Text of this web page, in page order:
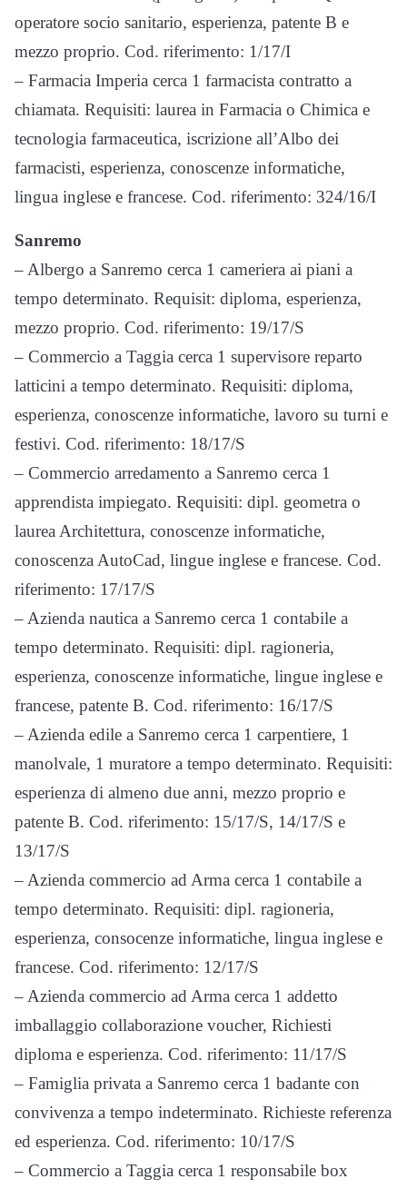
operatore socio sanitario, esperienza, patente B e
mezzo proprio. Cod. riferimento: 1/17/I
– Farmacia Imperia cerca 1 farmacista contratto a
chiamata. Requisiti: laurea in Farmacia o Chimica e
tecnologia farmaceutica, iscrizione all’Albo dei
farmacisti, esperienza, conoscenze informatiche,
lingua inglese e francese. Cod. riferimento: 324/16/I
Sanremo
– Albergo a Sanremo cerca 1 cameriera ai piani a
tempo determinato. Requisit: diploma, esperienza,
mezzo proprio. Cod. riferimento: 19/17/S
– Commercio a Taggia cerca 1 supervisore reparto
latticini a tempo determinato. Requisiti: diploma,
esperienza, conoscenze informatiche, lavoro su turni e
festivi. Cod. riferimento: 18/17/S
– Commercio arredamento a Sanremo cerca 1
apprendista impiegato. Requisiti: dipl. geometra o
laurea Architettura, conoscenze informatiche,
conoscenza AutoCad, lingue inglese e francese. Cod.
riferimento: 17/17/S
– Azienda nautica a Sanremo cerca 1 contabile a
tempo determinato. Requisiti: dipl. ragioneria,
esperienza, conoscenze informatiche, lingue inglese e
francese, patente B. Cod. riferimento: 16/17/S
– Azienda edile a Sanremo cerca 1 carpentiere, 1
manolvale, 1 muratore a tempo determinato. Requisiti:
esperienza di almeno due anni, mezzo proprio e
patente B. Cod. riferimento: 15/17/S, 14/17/S e
13/17/S
– Azienda commercio ad Arma cerca 1 contabile a
tempo determinato. Requisiti: dipl. ragioneria,
esperienza, consocenze informatiche, lingua inglese e
francese. Cod. riferimento: 12/17/S
– Azienda commercio ad Arma cerca 1 addetto
imballaggio collaborazione voucher, Richiesti
diploma e esperienza. Cod. riferimento: 11/17/S
– Famiglia privata a Sanremo cerca 1 badante con
convivenza a tempo indeterminato. Richieste referenza
ed esperienza. Cod. riferimento: 10/17/S
– Commercio a Taggia cerca 1 responsabile box